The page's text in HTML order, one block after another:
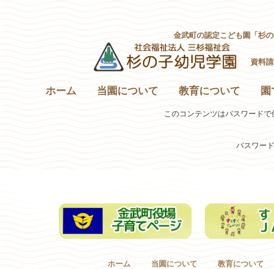
金武町の認定こども園「杉の
資料
ホーム 当園について 教育について
このコンテンツはパスワード
パスワー
ホーム 当園について 教育について